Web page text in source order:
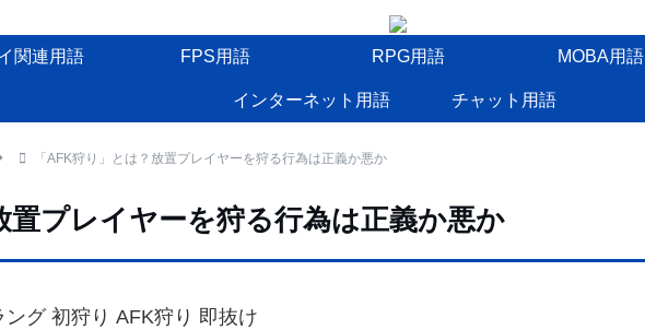
関連用語 FPS用語 RPG用語 MOBA用語
インターネット用語 チャット用語
「AFK狩り」とは？放置プレイヤーを狩る行為は正義か悪か
置プレイヤーを狩る行為は正義か悪か